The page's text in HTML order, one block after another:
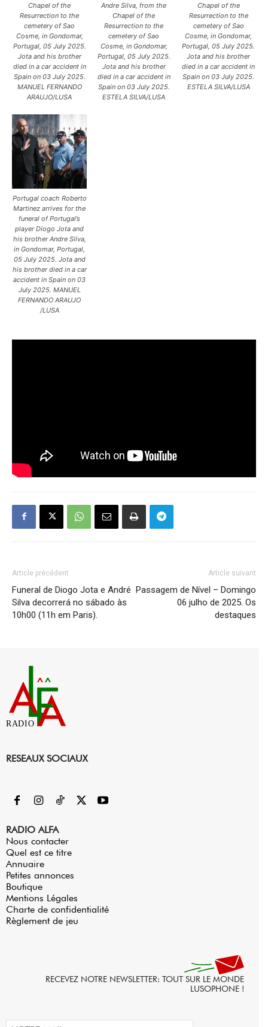
Chapel of the
Resurrection to the
cemetery of Sao
Cosme, in Gondomar,
Portugal, 05 July 2025.
Jota and his brother
died in a car accident in
Spain on 03 July 2025.
MANUEL FERNANDO
ARAUJO/LUSA
Andre Silva, from the
Chapel of the
Resurrection to the
cemetery of Sao
Cosme, in Gondomar,
Portugal, 05 July 2025.
Jota and his brother
died in a car accident in
Spain on 03 July 2025.
ESTELA SILVA/LUSA
Chapel of the
Resurrection to the
cemetery of Sao
Cosme, in Gondomar,
Portugal, 05 July 2025.
Jota and his brother
died in a car accident in
Spain on 03 July 2025.
ESTELA SILVA/LUSA
Portugal coach Roberto
Martinez arrives for the
funeral of Portugal’s
player Diogo Jota and
his brother Andre Silva,
in Gondomar, Portugal,
05 July 2025. Jota and
his brother died in a car
accident in Spain on 03
July 2025. MANUEL
FERNANDO ARAUJO
/LUSA
Article précédent
Funeral de Diogo Jota e André
Silva decorrerá no sábado às
10h00 (11h em Paris).
Article suivant
Passagem de Nível – Domingo
06 julho de 2025. Os
destaques
RADIO
RESEAUX SOCIAUX
RADIO ALFA
Nous contacter
Quel est ce titre
Annuaire
Petites annonces
Boutique
Mentions Légales
Charte de confidentialité
Règlement de jeu
RECEVEZ NOTRE NEWSLETTER: TOUT SUR LE MONDE
LUSOPHONE !